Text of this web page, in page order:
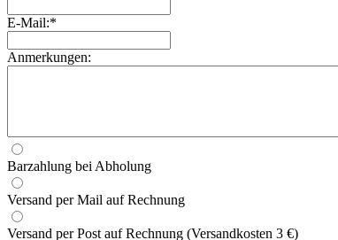
E-Mail:*
Anmerkungen:
Barzahlung bei Abholung
Versand per Mail auf Rechnung
Versand per Post auf Rechnung (Versandkosten 3 €)